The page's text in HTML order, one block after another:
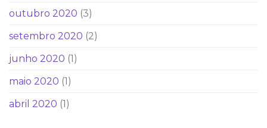
outubro 2020 (3)
setembro 2020 (2)
junho 2020 (1)
maio 2020 (1)
abril 2020 (1)